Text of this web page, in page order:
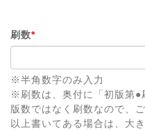
刷数*
※半角数字のみ入力
※刷数は、奥付に「初版第●
版数ではなく刷数なので、
以上書いてある場合は、大